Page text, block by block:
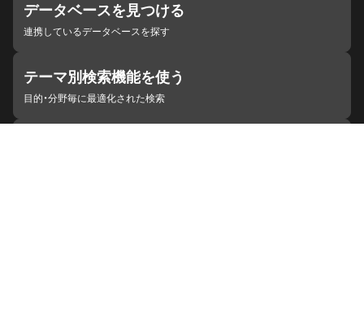
データベースを見つける
連携しているデータベースを探す
テーマ別検索機能を使う
目的・分野毎に最適化された検索